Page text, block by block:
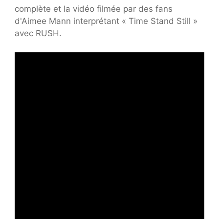
complète et la vidéo filmée par des fans
d'Aimee Mann interprétant « Time Stand Still »
avec RUSH.